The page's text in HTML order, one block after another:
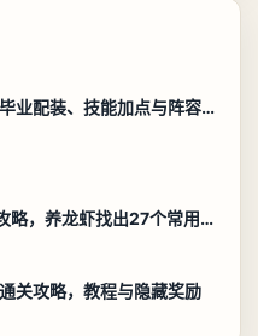
异环白藏养成攻略，毕业配装、技能加点与阵容搭配保姆级解析
聪明开局吧第147关攻略，养龙虾找出27个常用字通关答案
关攻略，教程与隐藏奖励